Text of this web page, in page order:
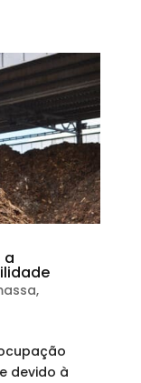
a
,
devido à